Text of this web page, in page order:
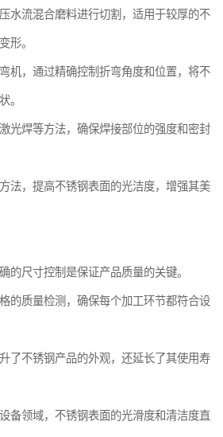
水流混合磨料进行切割，适用于较厚的不
形。
机，通过精确控制折弯角度和位置，将不
。
光焊等方法，确保焊接部位的强度和密封
法，提高不锈钢表面的光洁度，增强其美
的尺寸控制是保证产品质量的关键。
的质量检测，确保每个加工环节都符合设
了不锈钢产品的外观，还延长了其使用寿
备领域，不锈钢表面的光滑度和清洁度直